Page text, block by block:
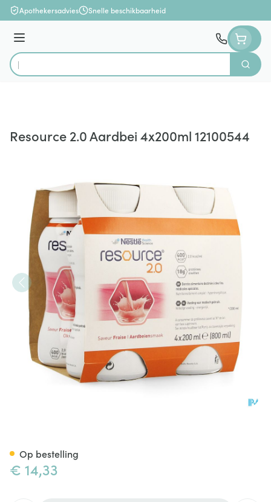
Ga naar de inhoud
Apothekersadvies Snelle beschikbaarheid
Menu
Product, merk, categorie...
Zoek
Resource 2.0 Aardbei 4x200ml 12100544
€ 14,33
Op bestelling